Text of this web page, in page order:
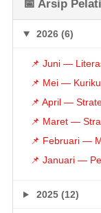
📅 Arsip
2026 (6)
📌 Juni —
📌 Mei —
📌 April —
📌 Maret —
📌 Februari —
📌 Januari —
2025 (12)